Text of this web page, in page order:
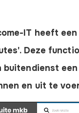
IT heeft
Deze
buitendienst
en uit te